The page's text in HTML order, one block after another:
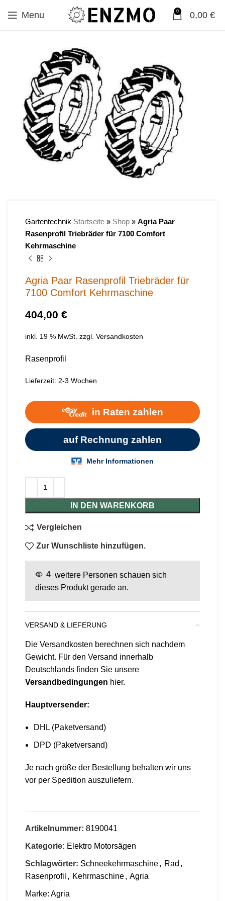
Menu 0 0,00 €
Gartentechnik Startseite » Shop » Agria Paar
Rasenprofil Triebräder für 7100 Comfort
Kehrmaschine
Agria Paar Rasenprofil Triebräder für
7100 Comfort Kehrmaschine
€
inkl. 19 % MwSt. zzgl. Versandkosten
Rasenprofil
Lieferzeit: 2-3 Wochen
IN DEN WARENKORB
Vergleichen
Zur Wunschliste hinzufügen.
4 weitere Personen schauen sich
dieses Produkt gerade an.
VERSAND & LIEFERUNG
Die Versandkosten berechnen sich nachdem
Gewicht. Für den Versand innerhalb
Deutschlands finden Sie unsere
Versandbedingungen hier.
Hauptversender:
DHL (Paketversand)
DPD (Paketversand)
Je nach größe der Bestellung behalten wir uns
vor per Spedition auszuliefern.
Artikelnummer: 8190041
Kategorie: Elektro Motorsägen
Schlagwörter: Schneekehrmaschine, Rad ,
Rasenprofil , Kehrmaschine, Agria
Marke: Agria